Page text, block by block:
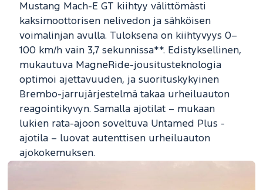
Mustang Mach-E GT kiihtyy välittömästi
kaksimoottorisen nelivedon ja sähköisen
voimalinjan avulla. Tuloksena on kiihtyvyys 0–
100 km/h vain 3,7 sekunnissa**. Edistyksellinen,
mukautuva MagneRide-jousitusteknologia
optimoi ajettavuuden, ja suorituskykyinen
Brembo-jarrujärjestelmä takaa urheiluauton
reagointikyvyn. Samalla ajotilat – mukaan
lukien rata-ajoon soveltuva Untamed Plus -
ajotila – luovat autenttisen urheiluauton
ajokokemuksen.